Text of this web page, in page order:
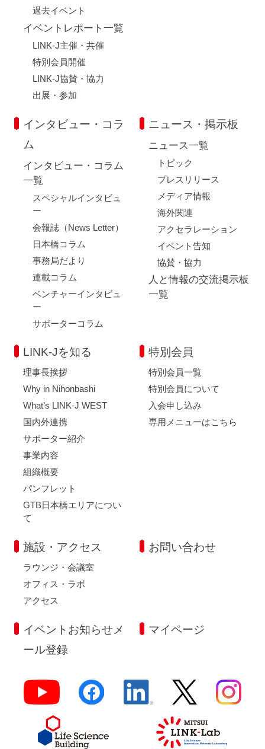
過去イベント
イベントレポート一覧
LINK-J主催・共催
特別会員開催
LINK-J協賛・協力
出展・参加
インタビュー・コラ
ム
インタビュー・コラム
一覧
スペシャルインタビュ
ー
会報誌（News Letter）
日本橋コラム
事務局だより
連載コラム
ベンチャーインタビュ
ー
サポーターコラム
ニュース・掲示板
ニュース一覧
トピック
プレスリリース
メディア情報
海外関連
アクセラレーション
イベント告知
協賛・協力
人と情報の交流掲示板
一覧
LINK-Jを知る
理事長挨拶
Why in Nihonbashi
What’s LINK-J WEST
国内外連携
サポーター紹介
事業内容
組織概要
パンフレット
GTB日本橋エリアについ
て
特別会員
特別会員一覧
特別会員について
入会申し込み
専用メニューはこちら
施設・アクセス
ラウンジ・会議室
オフィス・ラボ
アクセス
お問い合わせ
イベントお知らせメ
ール登録
マイページ